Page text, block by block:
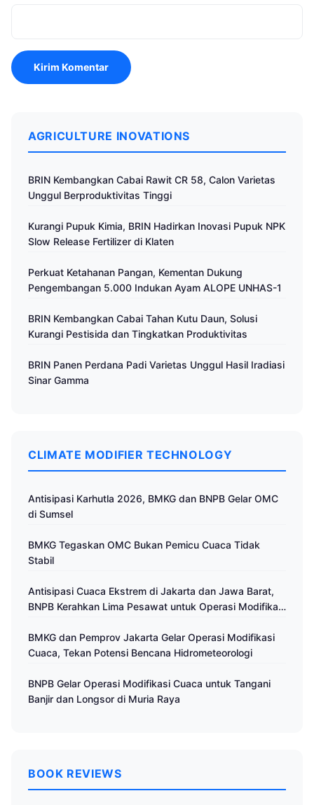
AGRICULTURE INOVATIONS
BRIN Kembangkan Cabai Rawit CR 58, Calon Varietas
Unggul Berproduktivitas Tinggi
Kurangi Pupuk Kimia, BRIN Hadirkan Inovasi Pupuk NPK
Slow Release Fertilizer di Klaten
Perkuat Ketahanan Pangan, Kementan Dukung
Pengembangan 5.000 Indukan Ayam ALOPE UNHAS-1
BRIN Kembangkan Cabai Tahan Kutu Daun, Solusi
Kurangi Pestisida dan Tingkatkan Produktivitas
BRIN Panen Perdana Padi Varietas Unggul Hasil Iradiasi
Sinar Gamma
CLIMATE MODIFIER TECHNOLOGY
Antisipasi Karhutla 2026, BMKG dan BNPB Gelar OMC
di Sumsel
BMKG Tegaskan OMC Bukan Pemicu Cuaca Tidak
Stabil
Antisipasi Cuaca Ekstrem di Jakarta dan Jawa Barat,
BNPB Kerahkan Lima Pesawat untuk Operasi Modifikasi
BMKG dan Pemprov Jakarta Gelar Operasi Modifikasi
Cuaca, Tekan Potensi Bencana Hidrometeorologi
BNPB Gelar Operasi Modifikasi Cuaca untuk Tangani
Banjir dan Longsor di Muria Raya
BOOK REVIEWS